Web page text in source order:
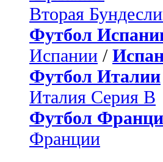
Вторая
Футбол
Испании /
Футбол Италии
Италия Серия B
Футбол
Франции